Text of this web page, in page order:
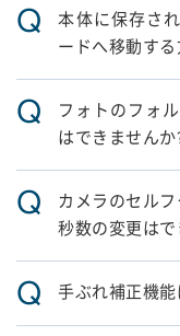
Q
本体に保存さ
ードへ移動する
Q
フォトのフォ
はできませんか
Q
カメラのセル
秒数の変更は
Q 手ぶれ補正機